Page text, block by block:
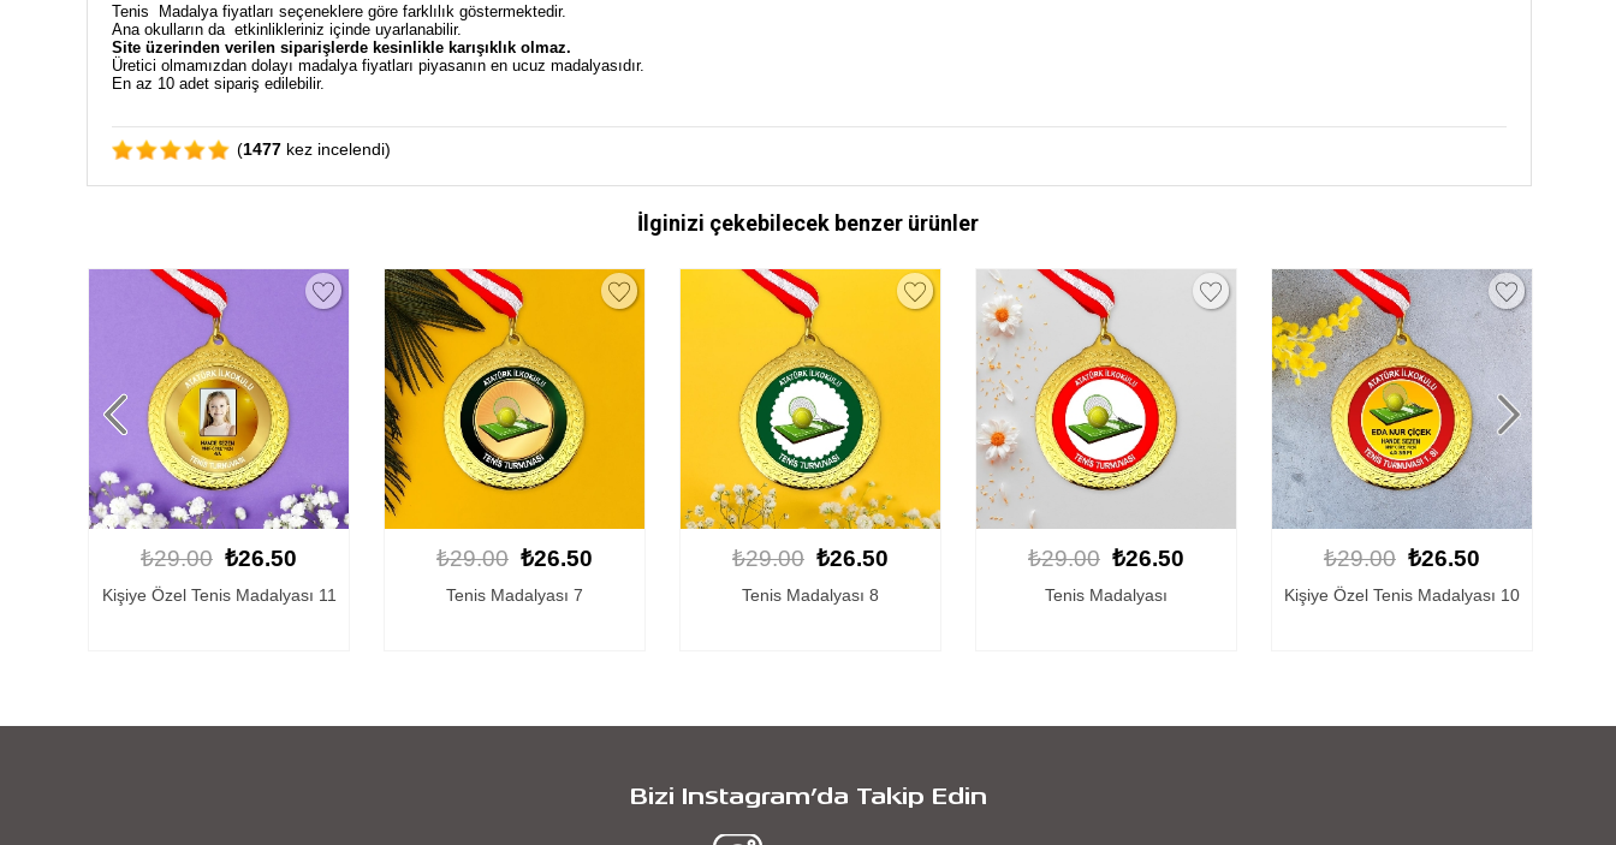
Tenis Madalya fiyatları seçeneklere göre farklılık göstermektedir.
Ana okulların da etkinlikleriniz içinde uyarlanabilir.
Site üzerinden verilen siparişlerde kesinlikle karışıklık olmaz.
Üretici olmamızdan dolayı madalya fiyatları piyasanın en ucuz madalyasıdır.
En az 10 adet sipariş edilebilir.
(1477 kez incelendi)
İlginizi çekebilecek benzer ürünler
₺29.00 ₺26.50
Tenis Madalyası 7
₺29.00 ₺26.50
Tenis Madalyası 8
₺29.00 ₺26.50
Tenis Madalyası
₺29.00 ₺26.50
Kişiye Özel Tenis Madalyası 10
₺29.00 ₺26.50
Tenis Madalyası 4
Bizi Instagram’da Takip Edin